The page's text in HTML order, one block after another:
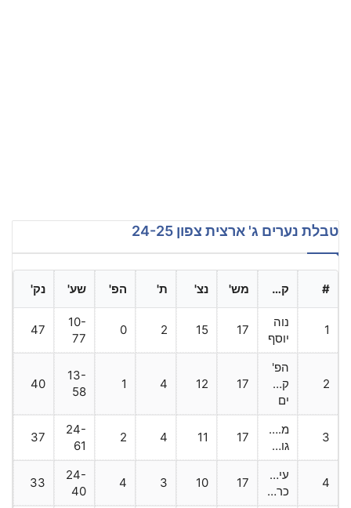
טבלת נערים ג' ארצית צפון 24-25
# קבוצה מש' נצ' ת' הפ' שע' נק'
1
נוה
יוסף
17
15
2
0
10-
77
47
2
הפ'
קרית
ים
17
12
4
1
13-
58
40
3
מ.חיפה
גולד'
17
11
4
2
24-
61
37
4
עירוני
כרמיאל
17
10
3
4
24-
40
33